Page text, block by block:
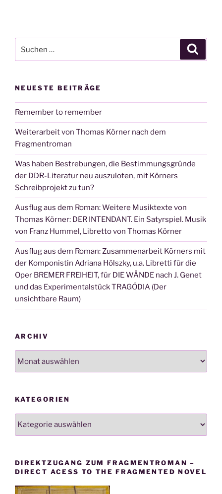
nach:
NEUESTE BEITRÄGE
Remember to remember
Weiterarbeit von Thomas Körner nach dem
Fragmentroman
Was haben Bestrebungen, die Bestimmungsgründe
der DDR-Literatur neu auszuloten, mit Körners
Schreibprojekt zu tun?
Ausflug aus dem Roman: Weitere Musiktexte von
Thomas Körner: DER INTENDANT. Ein Satyrspiel. Musik
von Franz Hummel, Libretto von Thomas Körner
Ausflug aus dem Roman: Zusammenarbeit Körners mit
der Komponistin Adriana Hölszky, u.a. Libretti für die
Oper BREMER FREIHEIT, für DIE WÄNDE nach J. Genet
und das Experimentalstück TRAGÖDIA (Der
unsichtbare Raum)
ARCHIV
KATEGORIEN
DIREKTZUGANG ZUM FRAGMENTROMAN –
DIRECT ACESS TO THE FRAGMENTED NOVEL